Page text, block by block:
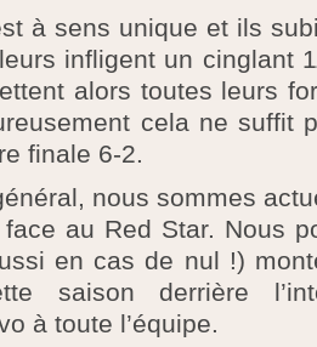
à sens unique et ils
infligent un cinglant
alors toutes leurs
cela ne suffit
finale 6-2.
nous sommes
au Red Star. Nous
en cas de nul !)
saison derrière
à toute l’équipe.